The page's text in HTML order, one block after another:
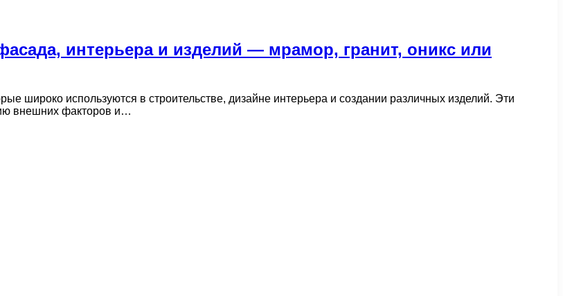
интерьера и изделий — мрамор, гранит, оникс или
широко используются в строительстве, дизайне интерьера и создании различных изделий. Эти
внешних факторов и…